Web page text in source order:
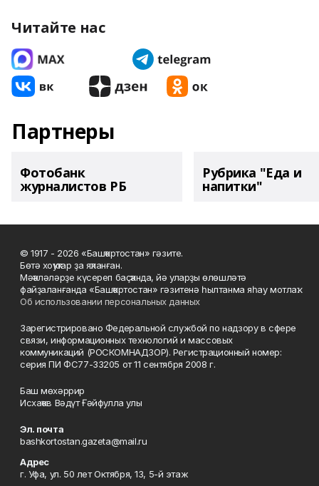
Читайте нас
Партнеры
Фотобанк
журналистов РБ
Рубрика "Еда и
напитки"
© 1917 - 2026 «Башҡортостан» гәзите.
Бөтә хоҡуҡтар ҙа яҡланған.
Мәҡәләләрҙе күсереп баҫҡанда, йә уларҙы өлөшләтә
файҙаланғанда «Башҡортостан» гәзитенә һылтанма яһау мотлаҡ.
Об использовании персональных данных
Зарегистрировано Федеральной службой по надзору в сфере
связи, информационных технологий и массовых
коммуникаций (РОСКОМНАДЗОР). Регистрационный номер:
серия ПИ ФС77-33205 от 11 сентября 2008 г.
Баш мөхәррир
Исхаҡов Вәдүт Ғәйфулла улы
Эл. почта
bashkortostan.gazeta@mail.ru
Адрес
г. Уфа, ул. 50 лет Октября, 13, 5-й этаж